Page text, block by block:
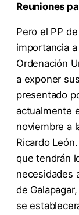
Reuniones
Pero el PP
importancia
Ordenación
a exponer
presentado
actualmente
noviembre a
Ricardo
que tendrán
necesidades
de
se